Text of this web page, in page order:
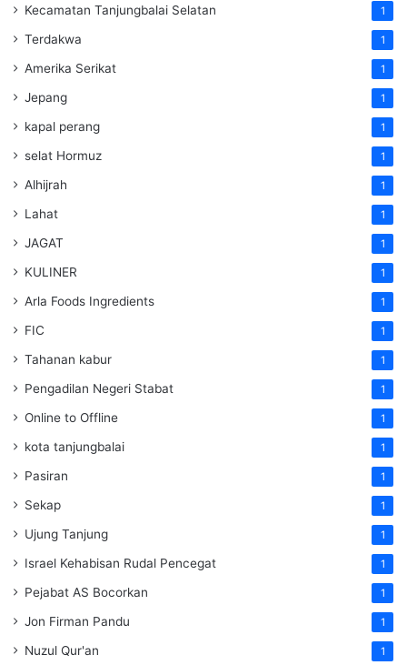
Kecamatan Tanjungbalai Selatan 1
Terdakwa 1
Amerika Serikat 1
Jepang 1
kapal perang 1
selat Hormuz 1
Alhijrah 1
Lahat 1
JAGAT 1
KULINER 1
Arla Foods Ingredients 1
FIC 1
Tahanan kabur 1
Pengadilan Negeri Stabat 1
Online to Offline 1
kota tanjungbalai 1
Pasiran 1
Sekap 1
Ujung Tanjung 1
Israel Kehabisan Rudal Pencegat 1
Pejabat AS Bocorkan 1
Jon Firman Pandu 1
Nuzul Qur'an 1